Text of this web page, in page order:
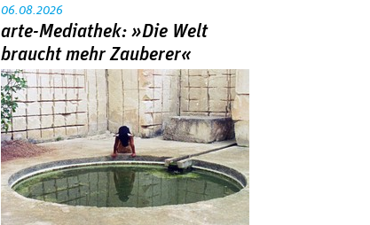
06.08.2026
arte-Mediathek: »Die Welt
braucht mehr Zauberer«